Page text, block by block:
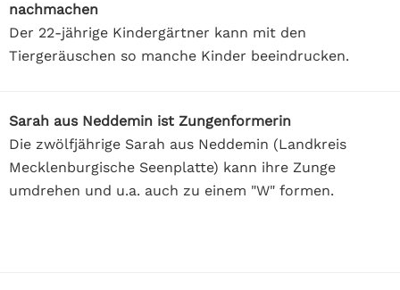
nachmachen
Der 22-jährige Kindergärtner kann mit den
Tiergeräuschen so manche Kinder beeindrucken.
Sarah aus Neddemin ist Zungenformerin
Die zwölfjährige Sarah aus Neddemin (Landkreis
Mecklenburgische Seenplatte) kann ihre Zunge
umdrehen und u.a. auch zu einem "W" formen.